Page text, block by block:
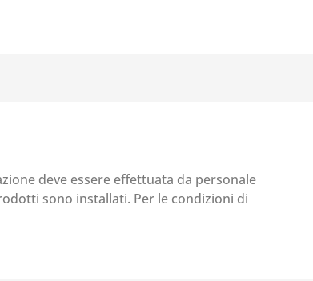
deve essere effettuata da personale
sono installati. Per le condizioni di